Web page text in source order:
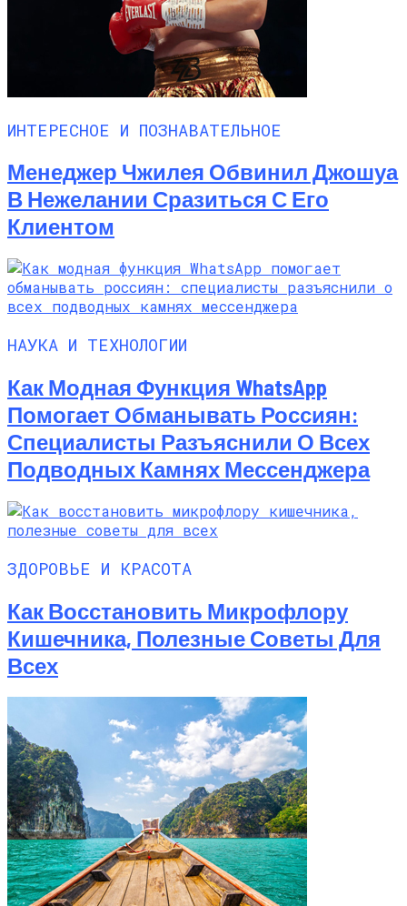
ИНТЕРЕСНОЕ И ПОЗНАВАТЕЛЬНОЕ
Менеджер Чжилея Обвинил Джошуа
В Нежелании Сразиться С Его
Клиентом
НАУКА И ТЕХНОЛОГИИ
Как Модная Функция WhatsApp
Помогает Обманывать Россиян:
Специалисты Разъяснили О Всех
Подводных Камнях Мессенджера
ЗДОРОВЬЕ И КРАСОТА
Как Восстановить Микрофлору
Кишечника, Полезные Советы Для
Всех